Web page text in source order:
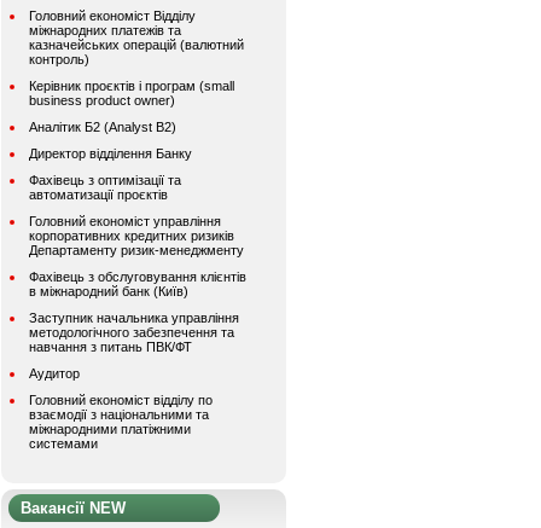
Головний економіст Відділу
міжнародних платежів та
казначейських операцій (валютний
контроль)
Керівник проєктів і програм (small
business product owner)
Аналітик Б2 (Analyst B2)
Директор відділення Банку
Фахівець з оптимізації та
автоматизації проєктів
Головний економіст управління
корпоративних кредитних ризиків
Департаменту ризик-менеджменту
Фахівець з обслуговування клієнтів
в міжнародний банк (Київ)
Заступник начальника управління
методологічного забезпечення та
навчання з питань ПВК/ФТ
Аудитор
Головний економіст відділу по
взаємодії з національними та
міжнародними платіжними
системами
Вакансії NEW